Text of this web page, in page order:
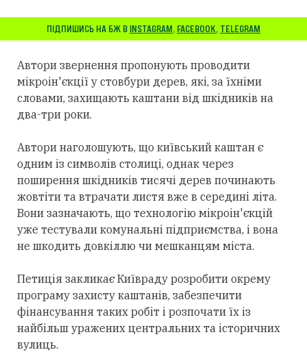
ПІДПИШИСЬ НА БЖ В INSTAGRAM, FACEBOOK, TELEGRAM
Автори звернення пропонують проводити
мікроін'єкції у стовбури дерев, які, за їхніми
словами, захищають каштани від шкідників на
два-три роки.
Автори наголошують, що київський каштан є
одним із символів столиці, однак через
поширення шкідників тисячі дерев починають
жовтіти та втрачати листя вже в середині літа.
Вони зазначають, що технологію мікроін'єкцій
уже тестували комунальні підприємства, і вона
не шкодить довкіллю чи мешканцям міста.
Петиція закликає Київраду розробити окрему
програму захисту каштанів, забезпечити
фінансування таких робіт і розпочати їх із
найбільш уражених центральних та історичних
вулиць.